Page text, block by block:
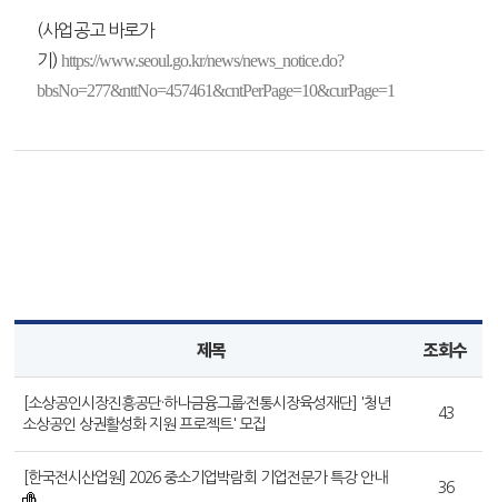
(사업공고 바로가
기)https://www.seoul.go.kr/news/news_notice.do?
bbsNo=277&nttNo=457461&cntPerPage=10&curPage=1
제목 조회수
[소상공인시장진흥공단·하나금융그룹·전통시장육성재단] '청년
소상공인 상권활성화 지원 프로젝트' 모집
43
[한국전시산업원] 2026 중소기업박람회 기업전문가 특강 안내
36